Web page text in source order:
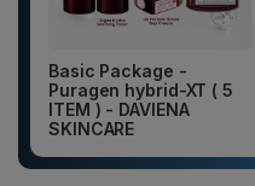
Basic Package -
Puragen hybrid-XT ( 5
ITEM ) - DAVIENA
SKINCARE